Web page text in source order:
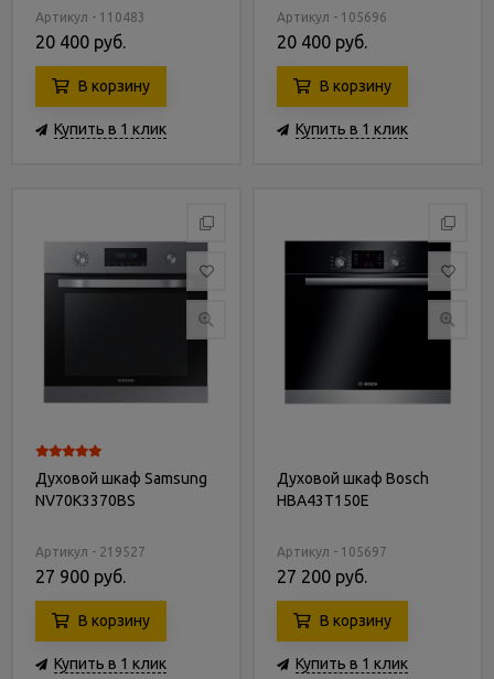
Артикул - 110483
20 400 руб.
В корзину
Купить в 1 клик
Артикул - 105696
20 400 руб.
В корзину
Купить в 1 клик
Духовой шкаф Samsung
NV70K3370BS
Артикул - 219527
27 900 руб.
В корзину
Купить в 1 клик
Духовой шкаф Bosch
HBA43T150E
Артикул - 105697
27 200 руб.
В корзину
Купить в 1 клик